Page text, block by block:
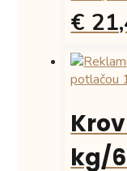
€
Tento
produkt
má
variantov.
Možnosti
sikg/